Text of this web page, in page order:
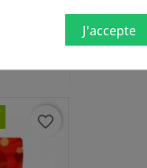
favorite_border
J'accepte